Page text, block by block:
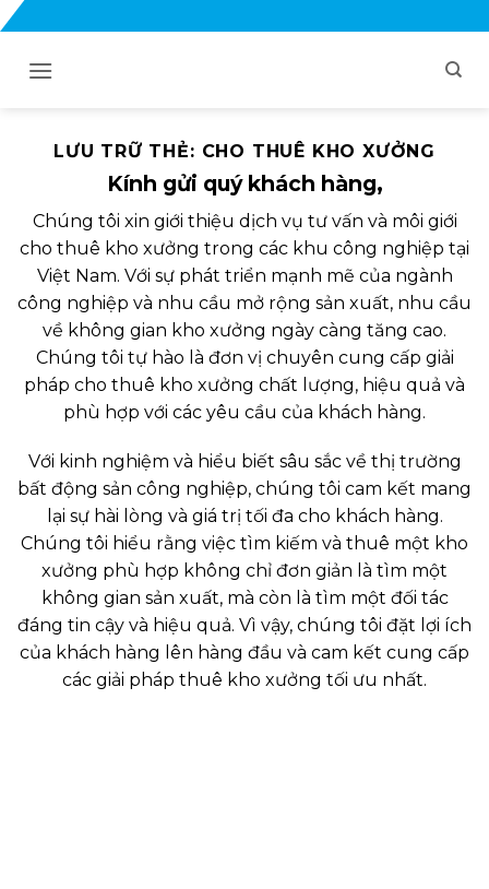
Bỏ
LƯU TRỮ THẺ: CHO THUÊ KHO XƯỞNG
Kính gửi quý khách hàng,
Chúng tôi xin giới thiệu dịch vụ tư vấn và môi giới
cho thuê kho xưởng trong các khu công nghiệp tại
Việt Nam. Với sự phát triển mạnh mẽ của ngành
công nghiệp và nhu cầu mở rộng sản xuất, nhu cầu
về không gian kho xưởng ngày càng tăng cao.
Chúng tôi tự hào là đơn vị chuyên cung cấp giải
pháp cho thuê kho xưởng chất lượng, hiệu quả và
phù hợp với các yêu cầu của khách hàng.
Với kinh nghiệm và hiểu biết sâu sắc về thị trường
bất động sản công nghiệp, chúng tôi cam kết mang
lại sự hài lòng và giá trị tối đa cho khách hàng.
Chúng tôi hiểu rằng việc tìm kiếm và thuê một kho
xưởng phù hợp không chỉ đơn giản là tìm một
không gian sản xuất, mà còn là tìm một đối tác
đáng tin cậy và hiệu quả. Vì vậy, chúng tôi đặt lợi ích
của khách hàng lên hàng đầu và cam kết cung cấp
các giải pháp thuê kho xưởng tối ưu nhất.